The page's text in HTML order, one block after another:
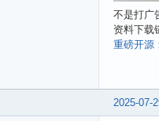
不是打广
资料下载
重磅开源
2025-07-